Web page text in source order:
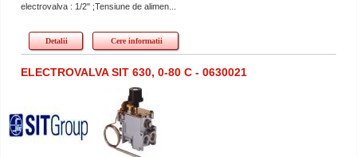
electrovalva : 1/2" ;Tensiune de alimen...
Detalii Cere informatii
ELECTROVALVA SIT 630, 0-80 C - 0630021